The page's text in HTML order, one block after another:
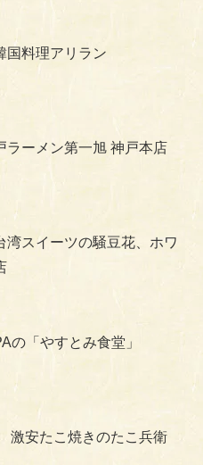
国料理アリラン
ラーメン第一旭 神戸本店
湾スイーツの騒豆花、ホワ
の「やすとみ食堂」
激安たこ焼きのたこ兵衛